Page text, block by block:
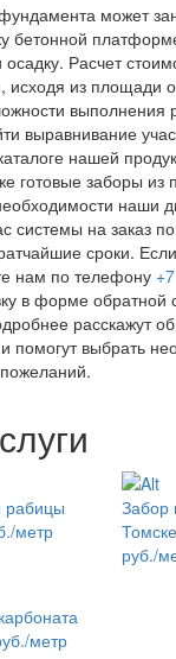
может
бетонной
Расчет
исходя из площади
выполнения
выравнивание
нашей
готовые заборы
наши
системы на заказ
сроки.
нам по телефону
в форме обратной
расскажут
помогут выбрать
рабицы
метр
Забор
Томске
руб./
метр